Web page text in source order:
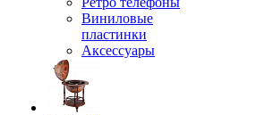
Виниловые
пластинки
Аксессуары